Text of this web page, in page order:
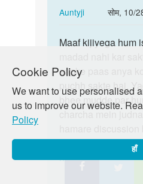
Cookie Policy
We want to use personalised
us to improve our website.
Policy
हाँ
Auntyji
सोम, 10/
In
to
hi
video…
Angadyadav
Maaf
hum
aapki…
Maaf kijiyega hum
aapke paas anya
puchh sakte hai.
bhee mudde par
charcha mein
Poocho” mein
https://